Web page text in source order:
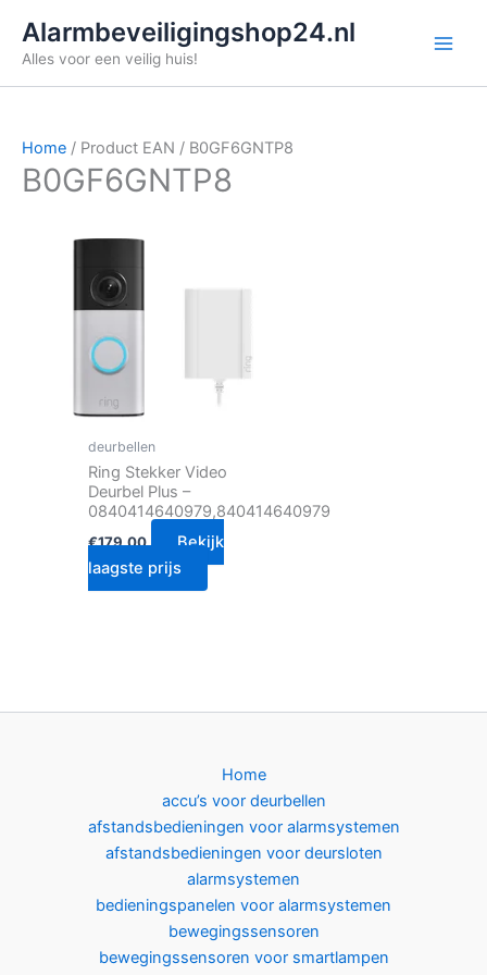
naar
inhoud
Alarmbeveiligingshop24.nl
Alles voor een veilig huis!
Home / Product EAN / B0GF6GNTP8
B0GF6GNTP8
deurbellen
Ring Stekker Video
Deurbel Plus –
0840414640979,840414640979
€179.00
Bekijk
laagste prijs
Home
accu’s voor deurbellen
afstandsbedieningen voor alarmsystemen
afstandsbedieningen voor deursloten
alarmsystemen
bedieningspanelen voor alarmsystemen
bewegingssensoren
bewegingssensoren voor smartlampen